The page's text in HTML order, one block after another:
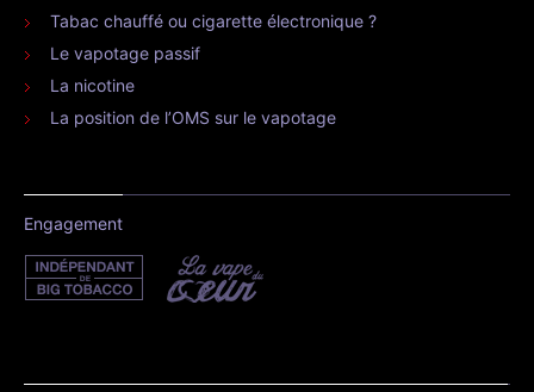
Tabac chauffé ou cigarette électronique ?
Le vapotage passif
La nicotine
La position de l’OMS sur le vapotage
Engagement